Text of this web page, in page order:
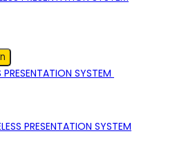
PRESENTATION SYSTEM